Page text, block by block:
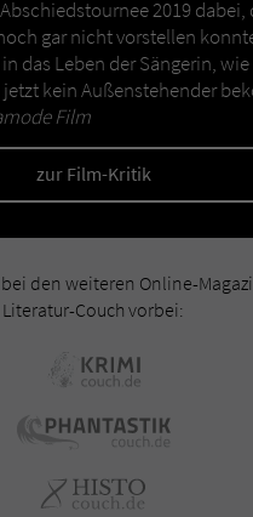
2019 dabei,
gar nicht vorstellen
das Leben der Sängerin, wie
kein Außenstehender
Film
zur Film-Kritik
den weiteren Online-
Literatur-Couch vorbei: